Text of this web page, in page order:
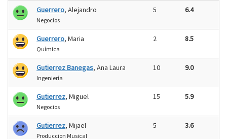
Guerrero, Alejandro
Negocios
5 6.4
Guerrero, Maria
Química
2 8.5
Gutierrez Banegas, Ana Laura
Ingeniería
10 9.0
Gutierrez, Miguel
Negocios
15 5.9
Gutierrez, Mijael
Produccion Musical
5 3.6